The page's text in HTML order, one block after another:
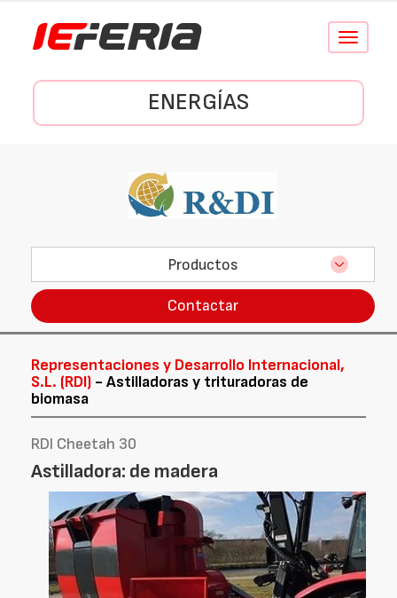
Conmutar
ENERGÍAS
Productos
Contactar
Representaciones y Desarrollo Internacional,
S.L. (RDI) - Astilladoras y trituradoras de
biomasa
RDI Cheetah 30
Astilladora: de madera